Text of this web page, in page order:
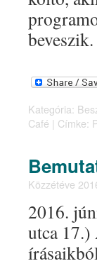
Kategória:
Café | Címke:
Közzétéve
2016.
utca